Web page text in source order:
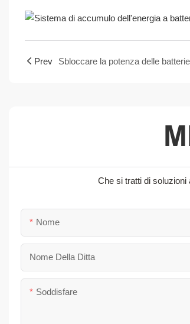
Prev Sbloccare la potenza delle
Che si tratti di
Nome
Nome Della Ditta
Soddisfare